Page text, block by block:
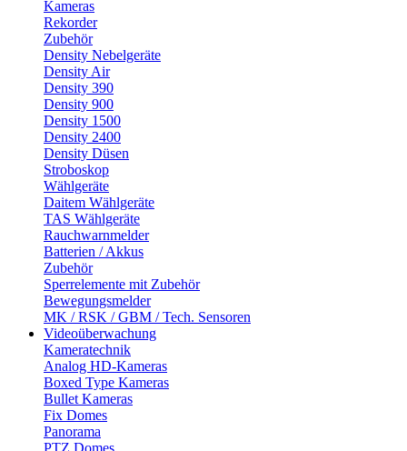
Kameras
Rekorder
Zubehör
Density Nebelgeräte
Density Air
Density 390
Density 900
Density 1500
Density 2400
Density Düsen
Stroboskop
Wählgeräte
Daitem Wählgeräte
TAS Wählgeräte
Rauchwarnmelder
Batterien / Akkus
Zubehör
Sperrelemente mit Zubehör
Bewegungsmelder
MK / RSK / GBM / Tech. Sensoren
Videoüberwachung
Kameratechnik
Analog HD-Kameras
Boxed Type Kameras
Bullet Kameras
Fix Domes
Panorama
PTZ Domes